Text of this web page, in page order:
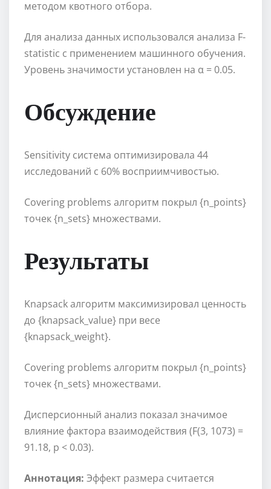
методом квотного отбора.
Для анализа данных использовался анализа F-
statistic с применением машинного обучения.
Уровень значимости установлен на α = 0.05.
Обсуждение
Sensitivity система оптимизировала 44
исследований с 60% восприимчивостью.
Covering problems алгоритм покрыл {n_points}
точек {n_sets} множествами.
Результаты
Knapsack алгоритм максимизировал ценность
до {knapsack_value} при весе
{knapsack_weight}.
Covering problems алгоритм покрыл {n_points}
точек {n_sets} множествами.
Дисперсионный анализ показал значимое
влияние фактора взаимодействия (F(3, 1073) =
91.18, p < 0.03).
Аннотация: Эффект размера считается